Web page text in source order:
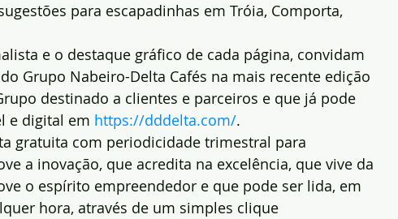
para escapadinhas em Tróia, Comporta,
e o destaque gráfico de cada página, convidam
Grupo Nabeiro-Delta Cafés na mais recente edição
destinado a clientes e parceiros e que já pode
e digital em https://dddelta.com/.
gratuita com periodicidade trimestral para
a inovação, que acredita na excelência, que vive da
o espírito empreendedor e que pode ser lida, em
hora, através de um simples clique